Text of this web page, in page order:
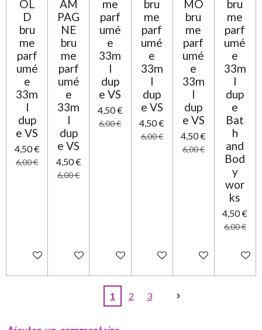
OL
D
bru
me
parf
umé
e
33m
l
dup
e VS
4,50 €
6,00 €
Ajouter au panier
AM
PAG
NE
bru
me
parf
umé
e
33m
l
dup
e VS
4,50 €
6,00 €
Ajouter au panier
me
parf
umé
e
33m
l
dup
e VS
4,50 €
6,00 €
Ajouter au panier
bru
me
parf
umé
e
33m
l
dup
e VS
4,50 €
6,00 €
Ajouter au panier
MO
bru
me
parf
umé
e
33m
l
dup
e VS
4,50 €
6,00 €
Ajouter au panier
bru
me
parf
umé
e
33m
l
dup
e
Bat
h
and
Bod
y
wor
ks
4,50 €
6,00 €
Ajouter
1 2 3